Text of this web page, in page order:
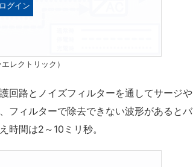
グイン
レクトリック）
回路とノイズフィルターを通してサージや
フィルターで除去できない波形があるとバ
時間は2～10ミリ秒。